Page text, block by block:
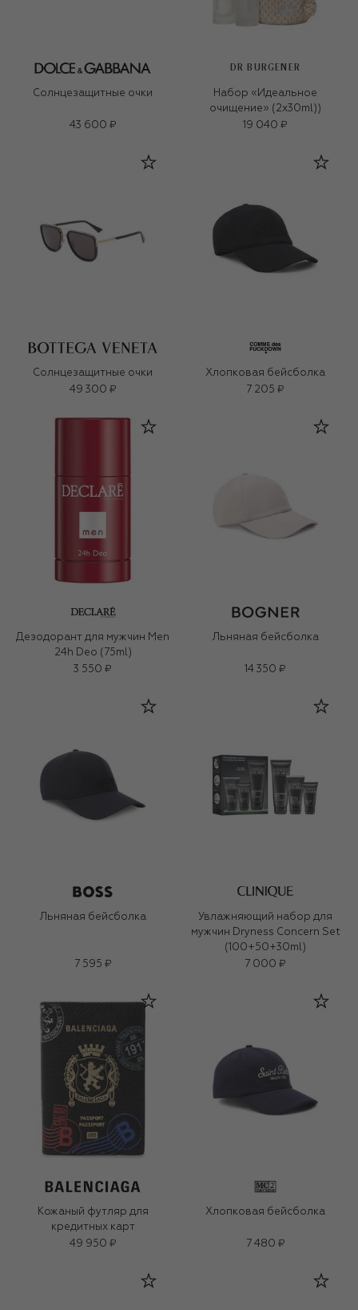
Солнцезащитные очки
43 600 ₽
DR BURGENER
Набор «Идеальное
очищение» (2x30ml))
19 040 ₽
Солнцезащитные очки
49 300 ₽
Хлопковая бейсболка
7 205 ₽
Дезодорант для мужчин Men
24h Deo (75ml)
3 550 ₽
Льняная бейсболка
14 350 ₽
Льняная бейсболка
7 595 ₽
Увлажняющий набор для
мужчин Dryness Concern Set
(100+50+30ml)
7 000 ₽
Кожаный футляр для
кредитных карт
49 950 ₽
Хлопковая бейсболка
7 480 ₽